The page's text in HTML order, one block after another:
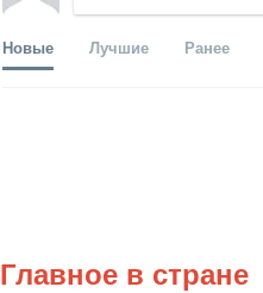
Новые Лучшие Ранее
Главное в стране